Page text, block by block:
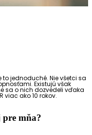
to jednoduché. Nie všetci sa
Existujú však
sa o nich dozvedeli vďaka
viac ako 10 rokov.
mňa?